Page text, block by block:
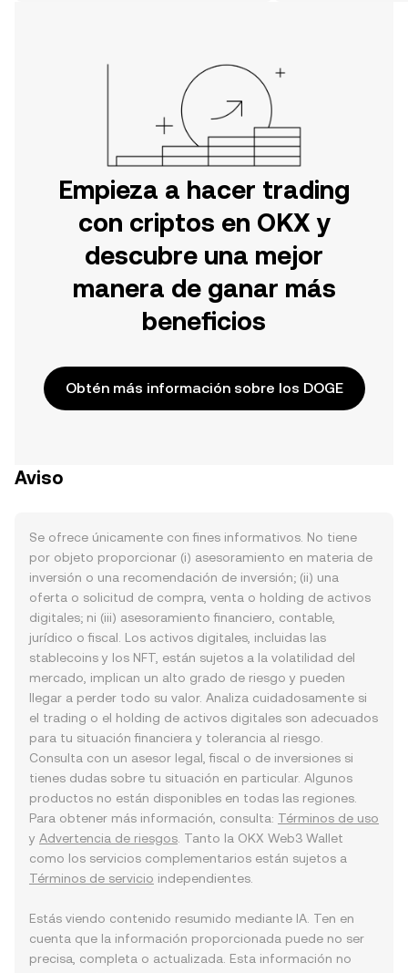
Empieza a hacer trading
con criptos en OKX y
descubre una mejor
manera de ganar más
beneficios
Obtén más información sobre los DOGE
Aviso
Se ofrece únicamente con fines informativos. No tiene
por objeto proporcionar (i) asesoramiento en materia de
inversión o una recomendación de inversión; (ii) una
oferta o solicitud de compra, venta o holding de activos
digitales; ni (iii) asesoramiento financiero, contable,
jurídico o fiscal. Los activos digitales, incluidas las
stablecoins y los NFT, están sujetos a la volatilidad del
mercado, implican un alto grado de riesgo y pueden
llegar a perder todo su valor. Analiza cuidadosamente si
el trading o el holding de activos digitales son adecuados
para tu situación financiera y tolerancia al riesgo.
Consulta con un asesor legal, fiscal o de inversiones si
tienes dudas sobre tu situación en particular. Algunos
productos no están disponibles en todas las regiones.
Para obtener más información, consulta: Términos de uso
y Advertencia de riesgos . Tanto la OKX Web3 Wallet
como los servicios complementarios están sujetos a
Términos de servicio independientes.
Estás viendo contenido resumido mediante IA. Ten en
cuenta que la información proporcionada puede no ser
precisa, completa o actualizada. Esta información no